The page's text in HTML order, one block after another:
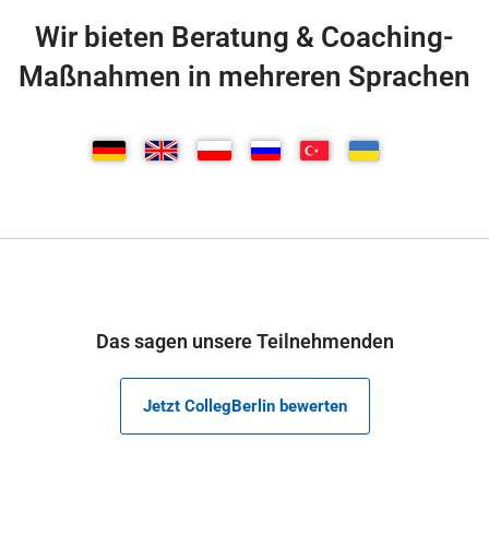
Wir bieten Beratung & Coaching-
Maßnahmen in mehreren Sprachen
Das sagen unsere Teilnehmenden
Jetzt CollegBerlin bewerten